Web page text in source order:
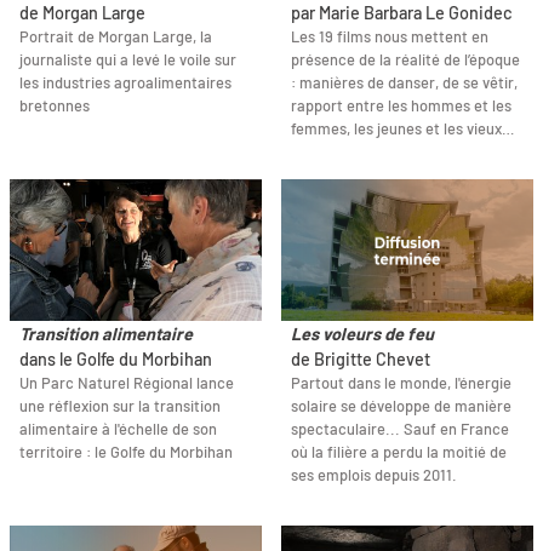
de Morgan Large
Portrait de Morgan Large, la
journaliste qui a levé le voile sur
les industries agroalimentaires
bretonnes
par Marie Barbara Le Gonidec
Les 19 films nous mettent en
présence de la réalité de l’époque
: manières de danser, de se vêtir,
rapport entre les hommes et les
femmes, les jeunes et les vieux…
Transition alimentaire
dans le Golfe du Morbihan
Un Parc Naturel Régional lance
une réflexion sur la transition
alimentaire à l'échelle de son
territoire : le Golfe du Morbihan
Les voleurs de feu
de Brigitte Chevet
Partout dans le monde, l'énergie
solaire se développe de manière
spectaculaire... Sauf en France
où la filière a perdu la moitié de
ses emplois depuis 2011.